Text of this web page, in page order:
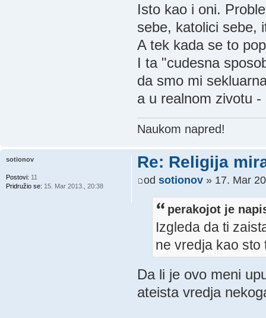
Isto kao i oni.
sebe, katolici sebe,
A tek kada se to
I ta "cudesna
da smo mi
a u realnom zivotu
Naukom napred!
Re: Religija
od sotionov» 17. Mar
perakojot je
Izgleda da ti
ne vredja kao sto
Da li je ovo meni
ateista vredja
sotionov
Postovi: 11
Pridružio se: 15. Mar 2013., 20:38